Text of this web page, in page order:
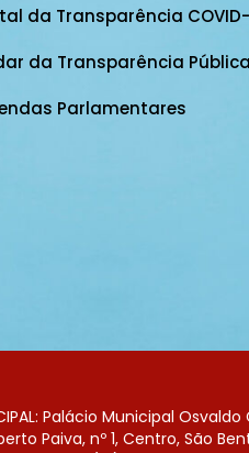
da Transparência COVID-
da Transparência Pública
Parlamentares
Palácio Municipal
Paiva, nº 1, Centro, São